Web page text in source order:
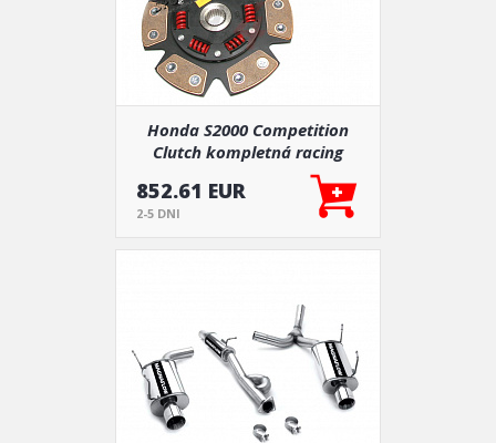
Honda S2000 Competition
Clutch kompletná racing
852.61 EUR
2-5 DNI